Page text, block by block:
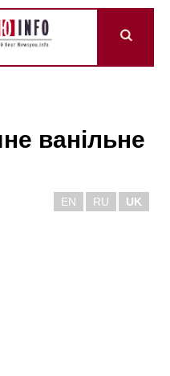
ванільне
EN RU UK